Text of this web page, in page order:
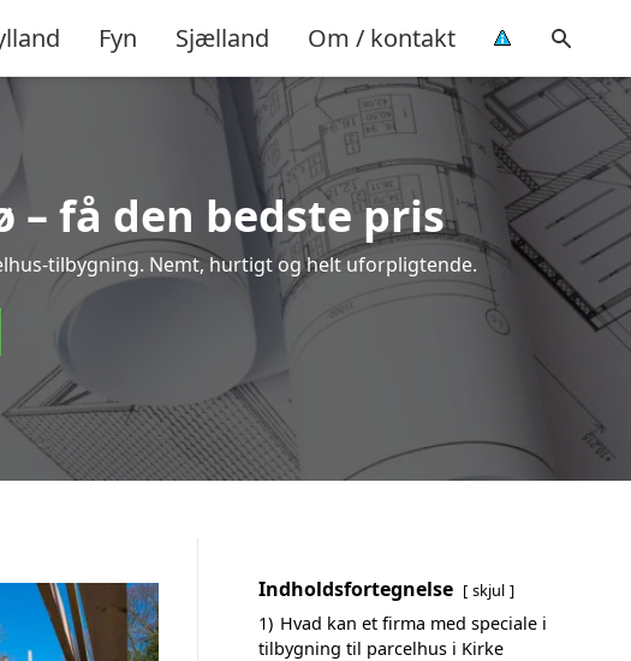
Fyn Sjælland Om / kontakt
få den bedste pris
tilbygning. Nemt, hurtigt og helt uforpligtende.
Indholdsfortegnelse skjul
1) Hvad kan et firma med speciale i
tilbygning til parcelhus i Kirke